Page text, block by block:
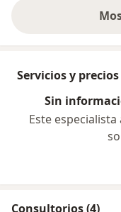
Servicios y precios
Sin
Este
Consultorios (4)